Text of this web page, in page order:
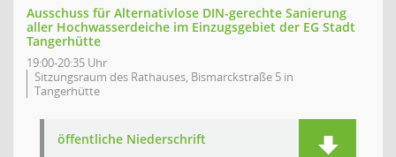
Ausschuss für Alternativlose DIN-gerechte Sanierung
aller Hochwasserdeiche im Einzugsgebiet der EG Stadt
Tangerhütte
19:00-20:35 Uhr
Sitzungsraum des Rathauses, Bismarckstraße 5 in
Tangerhütte
öffentliche Niederschrift